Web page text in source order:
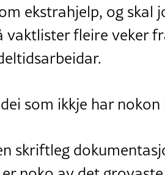
ekstrahjelp, og skal
vaktlister fleire veker
som ikkje har
skriftleg